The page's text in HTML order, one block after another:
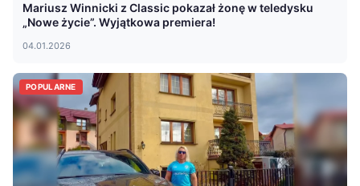
Mariusz Winnicki z Classic pokazał żonę w teledysku
„Nowe życie”. Wyjątkowa premiera!
04.01.2026
POPULARNE